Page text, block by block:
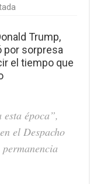
Trump,
por sorpresa
el tiempo que
época”,
el Despacho